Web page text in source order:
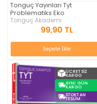
Tonguç Yayınları Tyt
Problematiks Eko
Tonguç Akademi
99,90 TL
Sepete Ekle
ÜCRETSIZ
KARGO
AYNI GÜN
KARGO
STOKTAN
TESLIM